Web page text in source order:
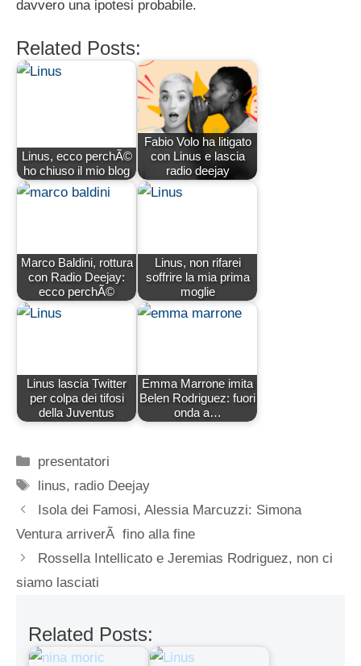
davvero una ipotesi probabile.
Related Posts:
Linus, ecco perchÃ©
ho chiuso il mio blog
Fabio Volo ha litigato
con Linus e lascia
radio deejay
Marco Baldini, rottura
con Radio Deejay:
ecco perchÃ©
Linus, non rifarei
soffrire la mia prima
moglie
Linus lascia Twitter
per colpa dei tifosi
della Juventus
Emma Marrone imita
Belen Rodriguez: fuori
onda a…
Categorie
presentatori
Tag
linus, radio Deejay
Isola dei Famosi, Alessia Marcuzzi: Simona
Ventura arriverÃ fino alla fine
Rossella Intellicato e Jeremias Rodriguez, non ci
siamo lasciati
Related Posts: